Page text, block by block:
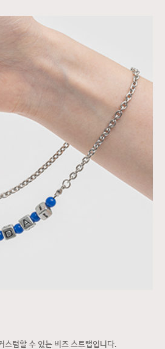
스텀할 수 있는 비즈 스트랩입니다.